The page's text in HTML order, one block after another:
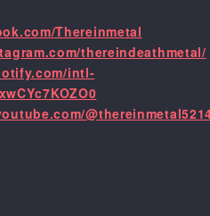
Thereinmetal
thereindeathmetal/
intl-